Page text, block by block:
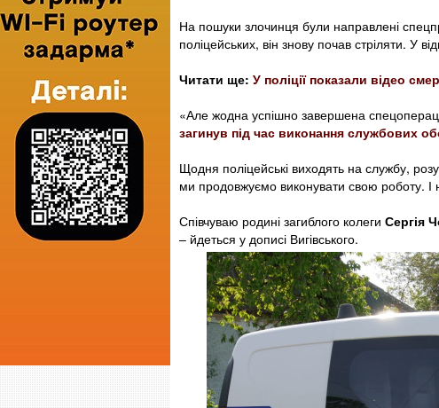
На пошуки злочинця були направлені
поліцейських, він знову почав стріляти. У
Читати ще: У поліції показали відео
«Але жодна успішно завершена
загинув під час виконання службових
Щодня поліцейські виходять на службу,
ми продовжуємо виконувати свою роботу. І
Співчуваю родині загиблого колеги Сергія
– йдеться у дописі Вигівського.